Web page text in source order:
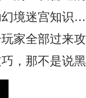
幻境迷宫知
玩家全部过来
，那不是说